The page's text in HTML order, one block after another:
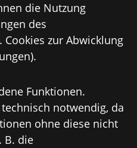
die Nutzung
des
zur Abwicklung
Funktionen.
notwendig, da
ohne diese nicht
B. die